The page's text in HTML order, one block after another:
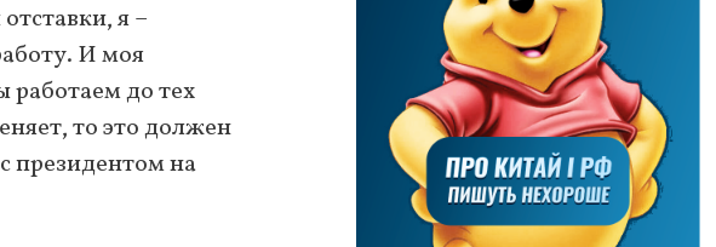
я –
И моя
работаем до тех
то это должен
президентом на